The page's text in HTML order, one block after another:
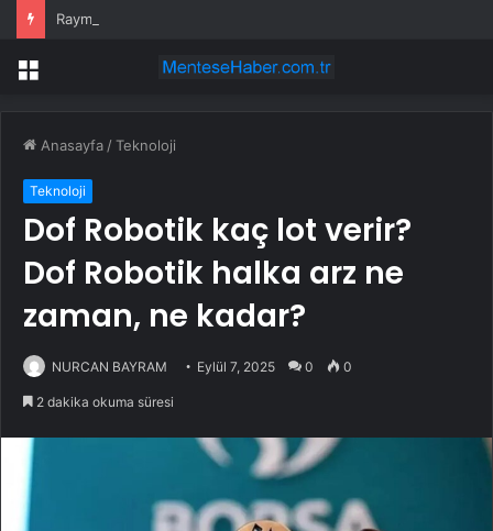
Menü
Anasayfa /Teknoloji
Teknoloji
Dof Robotik kaç lot verir?
Dof Robotik halka arz ne
zaman, ne kadar?
NURCAN BAYRAM Eylül 7, 2025 0 0
2 dakika okuma süresi